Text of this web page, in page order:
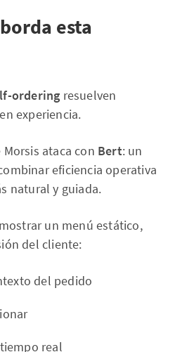
esta
ordering resuelven
experiencia.
ataca con Bert: un
eficiencia operativa
natural y guiada.
un menú estático,
del cliente:
del pedido
real